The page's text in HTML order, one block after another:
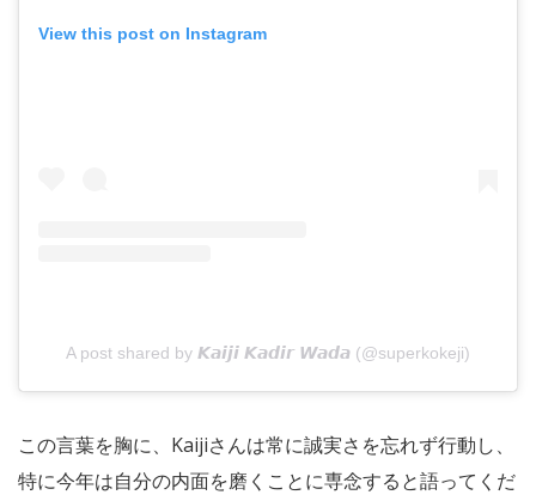
View this post on Instagram
A post shared by 𝙆𝙖𝙞𝙟𝙞 𝙆𝙖𝙙𝙞𝙧 𝙒𝙖𝙙𝙖 (@superkokeji)
この言葉を胸に、Kaijiさんは常に誠実さを忘れず行動し、
特に今年は自分の内面を磨くことに専念すると語ってくだ